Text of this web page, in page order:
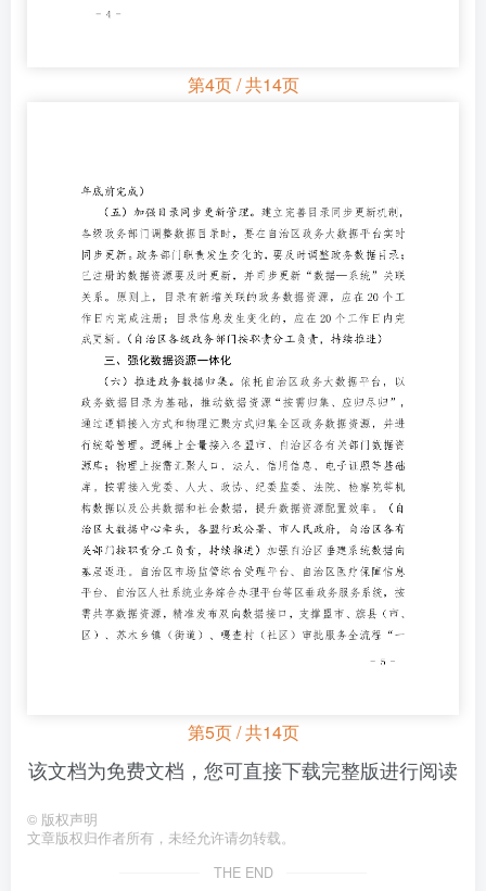
第4页 / 共14页
第5页 / 共14页
该文档为免费文档，您可直接下载完整版进行阅读
© 版权声明
文章版权归作者所有，未经允许请勿转载。
THE END